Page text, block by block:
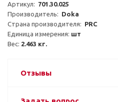
Артикул: 701.30.025
Производитель: Doka
Страна производителя: PRC
Единица измерения: шт
Вес: 2.463 кг.
Отзывы